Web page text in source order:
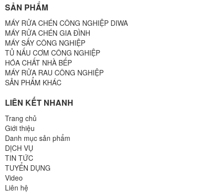
SẢN PHẨM
MÁY RỬA CHÉN CÔNG NGHIỆP DIWA
MÁY RỬA CHÉN GIA ĐÌNH
MÁY SẤY CÔNG NGHIỆP
TỦ NẤU CƠM CÔNG NGHIỆP
HÓA CHẤT NHÀ BẾP
MÁY RỬA RAU CÔNG NGHIỆP
SẢN PHẨM KHÁC
LIÊN KẾT NHANH
Trang chủ
Giới thiệu
Danh mục sản phẩm
DỊCH VỤ
TIN TỨC
TUYỂN DỤNG
Video
Liên hệ